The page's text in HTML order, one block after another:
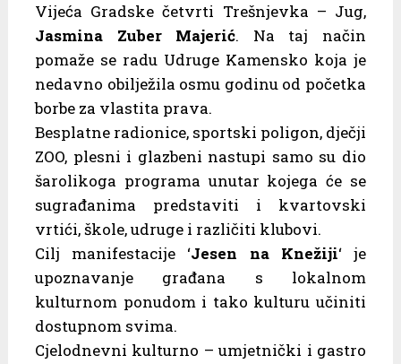
Vijeća Gradske četvrti Trešnjevka – Jug,
Jasmina Zuber Majerić. Na taj način
pomaže se radu Udruge Kamensko koja je
nedavno obilježila osmu godinu od početka
borbe za vlastita prava.
Besplatne radionice, sportski poligon, dječji
ZOO, plesni i glazbeni nastupi samo su dio
šarolikoga programa unutar kojega će se
sugrađanima predstaviti i kvartovski
vrtići, škole, udruge i različiti klubovi.
Cilj manifestacije ‘Jesen na Knežiji‘ je
upoznavanje građana s lokalnom
kulturnom ponudom i tako kulturu učiniti
dostupnom svima.
Cjelodnevni kulturno – umjetnički i gastro